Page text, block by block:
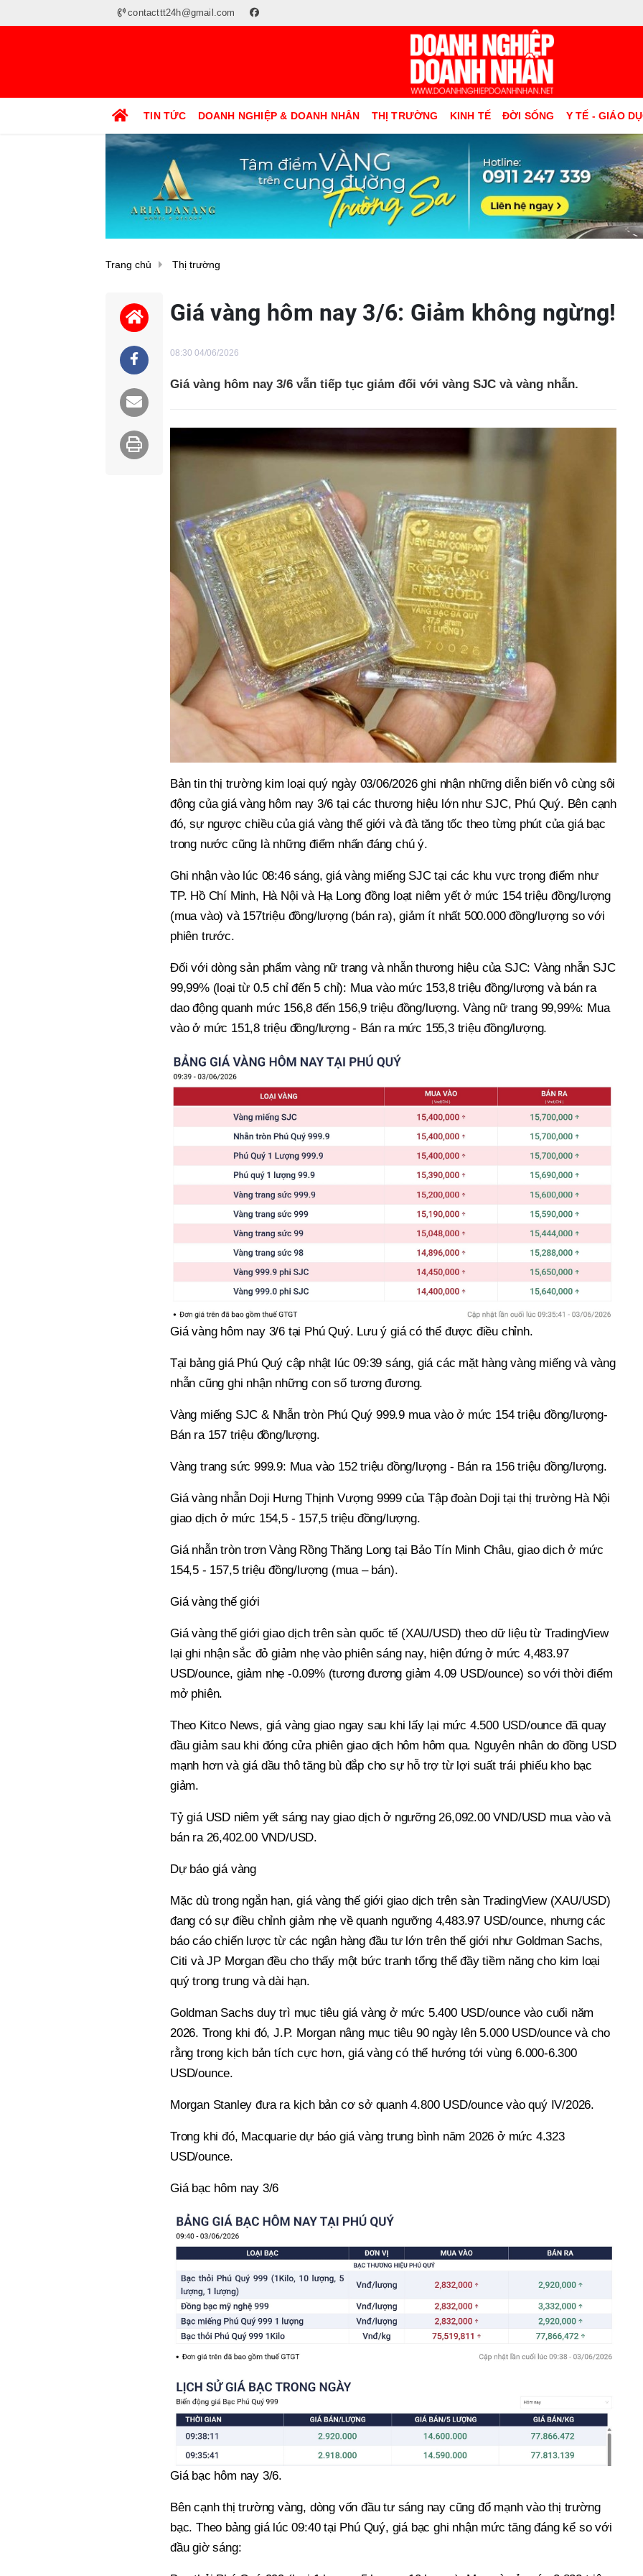
contacttt24h@gmail.com
TIN TỨC DOANH NGHIỆP & DOANH NHÂN THỊ TRƯỜNG KINH TẾ ĐỜI SỐNG Y TẾ - GIÁO
Trang chủ Thị trường
Giá vàng hôm nay 3/6: Giảm không ngừng!
08:30 04/06/2026
Giá vàng hôm nay 3/6 vẫn tiếp tục giảm đối với vàng SJC và vàng nhẫn.
Bản tin thị trường kim loại quý ngày 03/06/2026 ghi nhận những diễn biến vô cùng sôi
động của giá vàng hôm nay 3/6 tại các thương hiệu lớn như SJC, Phú Quý. Bên cạnh
đó, sự ngược chiều của giá vàng thế giới và đà tăng tốc theo từng phút của giá bạc
trong nước cũng là những điểm nhấn đáng chú ý.
Ghi nhận vào lúc 08:46 sáng, giá vàng miếng SJC tại các khu vực trọng điểm như
TP. Hồ Chí Minh, Hà Nội và Hạ Long đồng loạt niêm yết ở mức 154 triệu đồng/lượng
(mua vào) và 157triệu đồng/lượng (bán ra), giảm ít nhất 500.000 đồng/lượng so với
phiên trước.
Đối với dòng sản phẩm vàng nữ trang và nhẫn thương hiệu của SJC: Vàng nhẫn SJC
99,99% (loại từ 0.5 chỉ đến 5 chỉ): Mua vào mức 153,8 triệu đồng/lượng và bán ra
dao động quanh mức 156,8 đến 156,9 triệu đồng/lượng. Vàng nữ trang 99,99%: Mua
vào ở mức 151,8 triệu đồng/lượng - Bán ra mức 155,3 triệu đồng/lượng.
Giá vàng hôm nay 3/6 tại Phú Quý. Lưu ý giá có thể được điều chỉnh.
Tại bảng giá Phú Quý cập nhật lúc 09:39 sáng, giá các mặt hàng vàng miếng và vàng
nhẫn cũng ghi nhận những con số tương đương.
Vàng miếng SJC & Nhẫn tròn Phú Quý 999.9 mua vào ở mức 154 triệu đồng/lượng-
Bán ra 157 triệu đồng/lượng.
Vàng trang sức 999.9: Mua vào 152 triệu đồng/lượng - Bán ra 156 triệu đồng/lượng.
Giá vàng nhẫn Doji Hưng Thịnh Vượng 9999 của Tập đoàn Doji tại thị trường Hà Nội
giao dịch ở mức 154,5 - 157,5 triệu đồng/lượng.
Giá nhẫn tròn trơn Vàng Rồng Thăng Long tại Bảo Tín Minh Châu, giao dịch ở mức
154,5 - 157,5 triệu đồng/lượng (mua – bán).
Giá vàng thế giới
Giá vàng thế giới giao dịch trên sàn quốc tế (XAU/USD) theo dữ liệu từ TradingView
lại ghi nhận sắc đỏ giảm nhẹ vào phiên sáng nay, hiện đứng ở mức 4,483.97
USD/ounce, giảm nhẹ -0.09% (tương đương giảm 4.09 USD/ounce) so với thời điểm
mở phiên.
Theo Kitco News, giá vàng giao ngay sau khi lấy lại mức 4.500 USD/ounce đã quay
đầu giảm sau khi đóng cửa phiên giao dịch hôm hôm qua. Nguyên nhân do đồng USD
mạnh hơn và giá dầu thô tăng bù đắp cho sự hỗ trợ từ lợi suất trái phiếu kho bạc
giảm.
Tỷ giá USD niêm yết sáng nay giao dịch ở ngưỡng 26,092.00 VND/USD mua vào và
bán ra 26,402.00 VND/USD.
Dự báo giá vàng
Mặc dù trong ngắn hạn, giá vàng thế giới giao dịch trên sàn TradingView (XAU/USD)
đang có sự điều chỉnh giảm nhẹ về quanh ngưỡng 4,483.97 USD/ounce, nhưng các
báo cáo chiến lược từ các ngân hàng đầu tư lớn trên thế giới như Goldman Sachs,
Citi và JP Morgan đều cho thấy một bức tranh tổng thể đầy tiềm năng cho kim loại
quý trong trung và dài hạn.
Goldman Sachs duy trì mục tiêu giá vàng ở mức 5.400 USD/ounce vào cuối năm
2026. Trong khi đó, J.P. Morgan nâng mục tiêu 90 ngày lên 5.000 USD/ounce và cho
rằng trong kịch bản tích cực hơn, giá vàng có thể hướng tới vùng 6.000-6.300
USD/ounce.
Morgan Stanley đưa ra kịch bản cơ sở quanh 4.800 USD/ounce vào quý IV/2026.
Trong khi đó, Macquarie dự báo giá vàng trung bình năm 2026 ở mức 4.323
USD/ounce.
Giá bạc hôm nay 3/6
Giá bạc hôm nay 3/6.
Bên cạnh thị trường vàng, dòng vốn đầu tư sáng nay cũng đổ mạnh vào thị trường
bạc. Theo bảng giá lúc 09:40 tại Phú Quý, giá bạc ghi nhận mức tăng đáng kể so với
đầu giờ sáng: